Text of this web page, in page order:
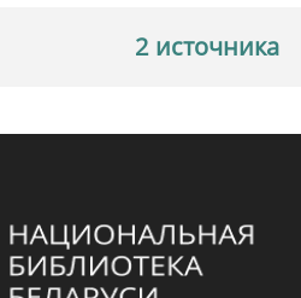
2 источника